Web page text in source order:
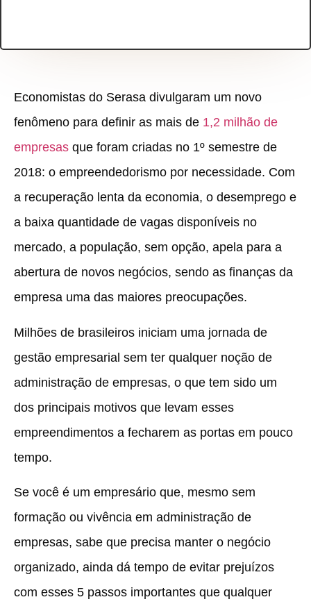
Economistas do Serasa divulgaram um novo
fenômeno para definir as mais de 1,2 milhão de
empresas que foram criadas no 1º semestre de
2018: o empreendedorismo por necessidade. Com
a recuperação lenta da economia, o desemprego e
a baixa quantidade de vagas disponíveis no
mercado, a população, sem opção, apela para a
abertura de novos negócios, sendo as finanças da
empresa uma das maiores preocupações.
Milhões de brasileiros iniciam uma jornada de
gestão empresarial sem ter qualquer noção de
administração de empresas, o que tem sido um
dos principais motivos que levam esses
empreendimentos a fecharem as portas em pouco
tempo.
Se você é um empresário que, mesmo sem
formação ou vivência em administração de
empresas, sabe que precisa manter o negócio
organizado, ainda dá tempo de evitar prejuízos
com esses 5 passos importantes que qualquer